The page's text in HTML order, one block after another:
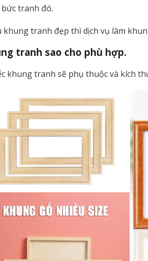
tranh đó.
khung tranh đẹp thì dịch vụ làm
tranh sao cho phù hợp.
khung tranh sẽ phụ thuộc và kích